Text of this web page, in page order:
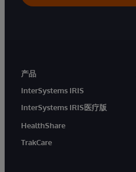
产品
InterSystems IRIS
InterSystems IRIS医疗版
HealthShare
TrakCare